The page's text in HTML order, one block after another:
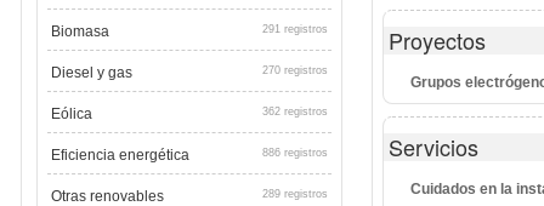
Biomasa 291 registros
Diesel y gas 270 registros
Eólica 362 registros
Eficiencia energética 886 registros
Otras renovables 289 registros
Proyectos
Grupos
Servicios
Cuidados en la